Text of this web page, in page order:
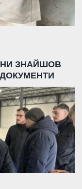
ЗНАЙШОВ
ДОКУМЕНТИ